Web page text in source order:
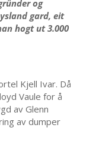
og
gard, eit
hogt ut 3.000
Kjell Ivar. Då
Vaule for å
av Glenn
av dumper